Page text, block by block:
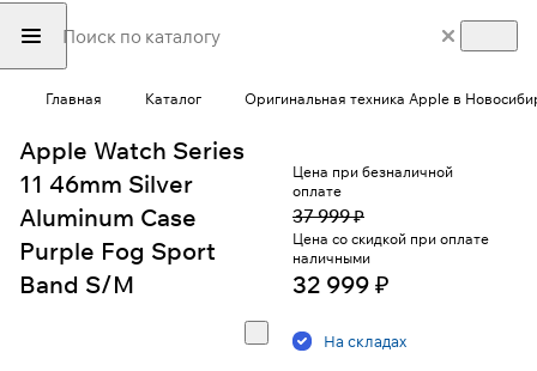
Главная Каталог Оригинальная техника Apple в
Apple Watch Series
11 46mm Silver
Aluminum Case
Purple Fog Sport
Band S/M
Цена при безналичной
оплате
37 999 ₽
Цена со скидкой при оплате
наличными
32 999 ₽
На складах